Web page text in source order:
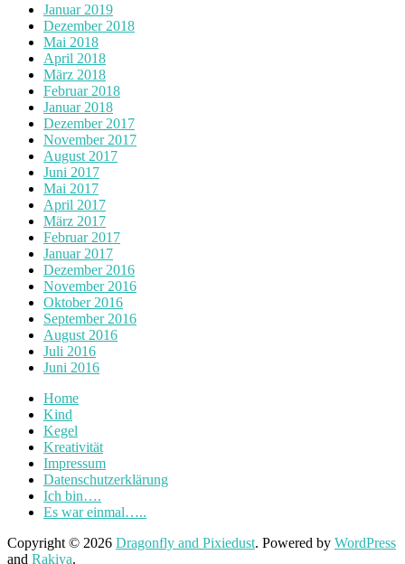
Januar 2019
Dezember 2018
Mai 2018
April 2018
März 2018
Februar 2018
Januar 2018
Dezember 2017
November 2017
August 2017
Juni 2017
Mai 2017
April 2017
März 2017
Februar 2017
Januar 2017
Dezember 2016
November 2016
Oktober 2016
September 2016
August 2016
Juli 2016
Juni 2016
Home
Kind
Kegel
Kreativität
Impressum
Datenschutzerklärung
Ich bin….
Es war einmal…..
Copyright © 2026 Dragonfly and Pixiedust. Powered by WordPress
and Rakiya.